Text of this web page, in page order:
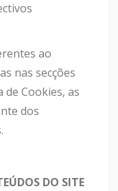
ao
nas secções
de Cookies, as
dos
DO SITE